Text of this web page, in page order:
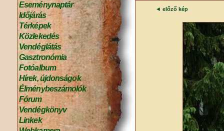
Eseménynaptár
Időjárás
Térképek
Közlekedés
Vendéglátás
Gasztronómia
Fotóalbum
Hírek, újdonságok
Élménybeszámolók
Fórum
Vendégkönyv
Linkek
◄ előző kép